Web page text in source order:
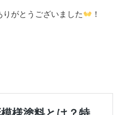
がとうございました ！